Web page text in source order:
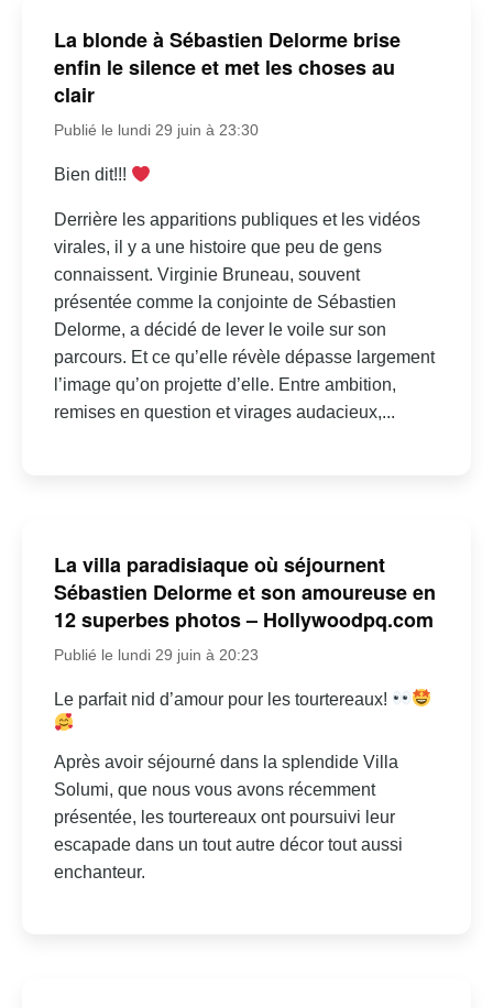
La blonde à Sébastien Delorme brise
enfin le silence et met les choses au
clair
Publié le lundi 29 juin à 23:30
Bien dit!!!
Derrière les apparitions publiques et les vidéos
virales, il y a une histoire que peu de gens
connaissent. Virginie Bruneau, souvent
présentée comme la conjointe de Sébastien
Delorme, a décidé de lever le voile sur son
parcours. Et ce qu’elle révèle dépasse largement
l’image qu’on projette d’elle. Entre ambition,
remises en question et virages audacieux,...
La villa paradisiaque où séjournent
Sébastien Delorme et son amoureuse en
12 superbes photos – Hollywoodpq.com
Publié le lundi 29 juin à 20:23
Le parfait nid d’amour pour les tourtereaux!
Après avoir séjourné dans la splendide Villa
Solumi, que nous vous avons récemment
présentée, les tourtereaux ont poursuivi leur
escapade dans un tout autre décor tout aussi
enchanteur.